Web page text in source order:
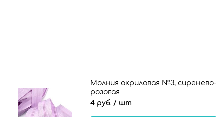
Молния акриловая №3, сиренево-
розовая
4 руб. / шт